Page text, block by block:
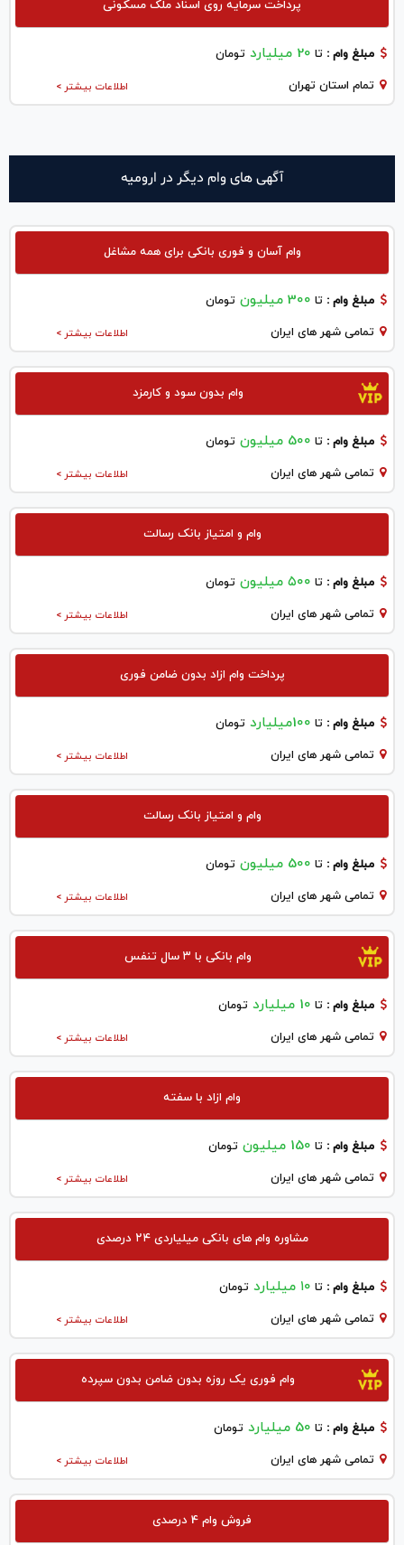
پرداخت سرمایه روی اسناد ملک مسکونی
مبلغ وام : تا 20 میلیارد تومان
اطلاعات بیشتر > تمام استان تهران
آگهی های وام دیگر در اروميه
وام آسان و فوری بانکی برای همه مشاغل
مبلغ وام : تا 300 میلیون تومان
اطلاعات بیشتر > تمامی شهر های ایران
وام بدون سود و کارمزد
مبلغ وام : تا 500 میلیون تومان
اطلاعات بیشتر > تمامی شهر های ایران
وام و امتیاز بانک رسالت
مبلغ وام : تا ۵۰۰ میلیون تومان
اطلاعات بیشتر > تمامی شهر های ایران
پرداخت وام ازاد بدون ضامن فوری
مبلغ وام : تا 100میلیارد تومان
اطلاعات بیشتر > تمامی شهر های ایران
وام و امتیاز بانک رسالت
مبلغ وام : تا 500 میلیون تومان
اطلاعات بیشتر > تمامی شهر های ایران
وام بانکی با ۳ سال تنفس
مبلغ وام : تا 10 میلیارد تومان
اطلاعات بیشتر > تمامی شهر های ایران
وام ازاد با سفته
مبلغ وام : تا 150 میلیون تومان
اطلاعات بیشتر > تمامی شهر های ایران
مشاوره وام های بانکی میلیاردی ۲۴ درصدی
مبلغ وام : تا ۱۰ میلیارد تومان
اطلاعات بیشتر > تمامی شهر های ایران
وام فوری یک روزه بدون ضامن بدون سپرده
مبلغ وام : تا 50 میلیارد تومان
اطلاعات بیشتر > تمامی شهر های ایران
فروش وام 4 درصدی